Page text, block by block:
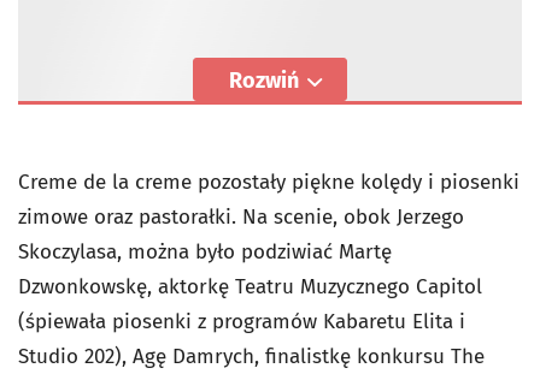
Rozwiń
Creme de la creme pozostały piękne kolędy i piosenki
zimowe oraz pastorałki. Na scenie, obok Jerzego
Skoczylasa, można było podziwiać Martę
Dzwonkowskę, aktorkę Teatru Muzycznego Capitol
(śpiewała piosenki z programów Kabaretu Elita i
Studio 202), Agę Damrych, finalistkę konkursu The